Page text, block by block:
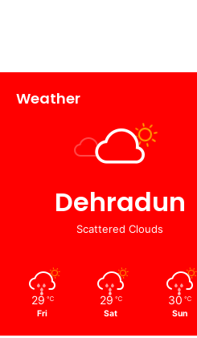
Weather
Dehradun
Scattered Clouds
29 ℃
Fri
29 ℃
Sat
30 ℃
Sun